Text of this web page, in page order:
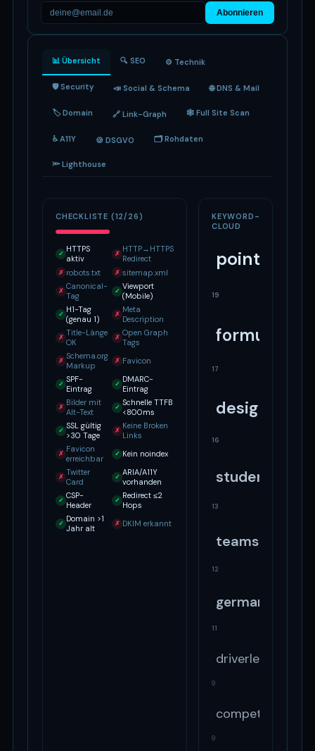
Abonnieren
📊 Übersicht 🔍 SEO ⚙️ Technik
🛡 Security 📣 Social & Schema 🌐 DNS & Mail
🏷 Domain 🔗 Link-Graph 🕸 Full Site Scan
♿ A11Y 🍪 DSGVO 🗂 Rohdaten
🔦 Lighthouse
CHECKLISTE (12/26)
✓ HTTPS
aktiv
✗ HTTP→HTTPS
Redirect
✗ robots.txt ✗ sitemap.xml
✗ Canonical-
Tag
✓ Viewport
(Mobile)
✓ H1-Tag
(genau 1)
✗ Meta
Description
✗ Title-Länge
OK
✗ Open Graph
Tags
✗ Schema.org
Markup
✗ Favicon
✓ SPF-
Eintrag
✓ DMARC-
Eintrag
✗ Bilder mit
Alt-Text
✓ Schnelle TTFB
<800ms
✓ SSL gültig
>30 Tage
✗ Keine Broken
Links
✗ Favicon
erreichbar
✓ Kein noindex
✗ Twitter
Card
✓ ARIA/A11Y
vorhanden
✓ CSP-
Header
✓ Redirect ≤2
Hops
✓ Domain >1
Jahr alt
✗ DKIM erkannt
KEYWORD-
CLOUD
points
19
formula
17
design
16
student
13
teams
12
germany
11
driverless
9
competition
9